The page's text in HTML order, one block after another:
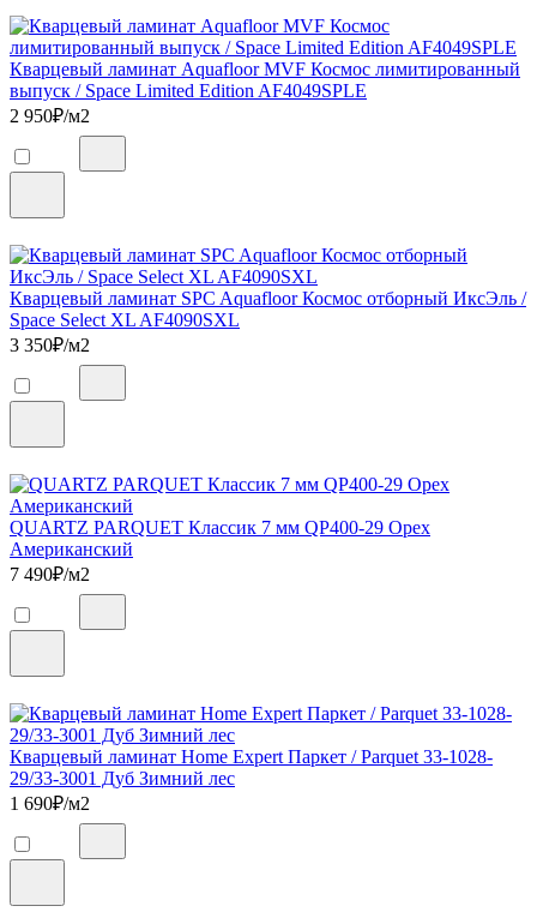
Кварцевый ламинат Aquafloor MVF Космос лимитированный
выпуск / Space Limited Edition AF4049SPLE
2 950₽/м2
Кварцевый ламинат SPC Aquafloor Космос отборный ИксЭль /
Space Select XL AF4090SXL
3 350₽/м2
QUARTZ PARQUET Классик 7 мм QP400-29 Орех
Американский
7 490₽/м2
Кварцевый ламинат Home Expert Паркет / Parquet 33-1028-
29/33-3001 Дуб Зимний лес
1 690₽/м2